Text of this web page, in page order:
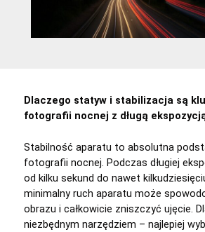
Dlaczego statyw i stabilizacja są
fotografii nocnej z długą
Stabilność aparatu to absolutna
fotografii nocnej. Podczas długiej
od kilku sekund do nawet
minimalny ruch aparatu może
obrazu i całkowicie zniszczyć ujęcie.
niezbędnym narzędziem – najlepiej